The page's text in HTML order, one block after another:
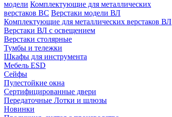
модели Комплектующие для металлических
верстаков ВС Верстаки модели ВЛ
Комплектующие для металлических верстаков ВЛ
Верстаки ВЛ с освещением
Верстаки столярные
Тумбы и тележки
Шкафы для инструмента
Мебель ESD
Сейфы
Пулестойкие окна
Сертифицированные двери
Передаточные Лотки и шлюзы
Новинки